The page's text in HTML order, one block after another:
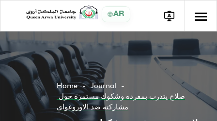
AR
Home
Journal
مشاركته ضد الاوروغواي